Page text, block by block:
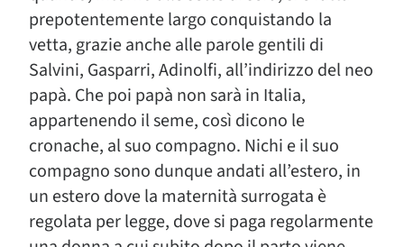
prepotentemente largo conquistando la
vetta, grazie anche alle parole gentili di
Salvini, Gasparri, Adinolfi, all’indirizzo del neo
papà. Che poi papà non sarà in Italia,
appartenendo il seme, così dicono le
cronache, al suo compagno. Nichi e il suo
compagno sono dunque andati all’estero, in
un estero dove la maternità surrogata è
regolata per legge, dove si paga regolarmente